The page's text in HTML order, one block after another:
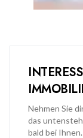
Nehmen Sie
das
bald bei Ihnen.